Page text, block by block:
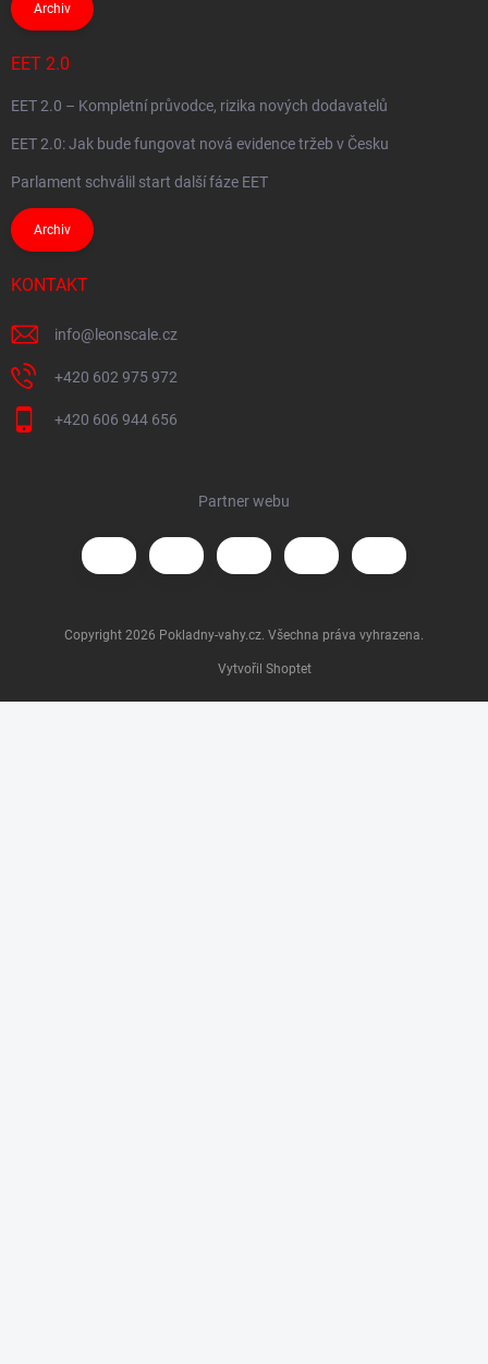
Archiv
EET 2.0
EET 2.0 – Kompletní průvodce, rizika nových dodavatelů
EET 2.0: Jak bude fungovat nová evidence tržeb v Česku
Parlament schválil start další fáze EET
Archiv
KONTAKT
info@ leonscale.cz
+420 602 975 972
+420 606 944 656
Partner webu
Vytvořil Shoptet
Copyright 2026 Pokladny-vahy.cz. Všechna práva vyhrazena.